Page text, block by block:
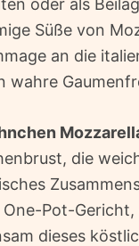
oder als
Süße von
an die
wahre
die
One-Pot-
dieses